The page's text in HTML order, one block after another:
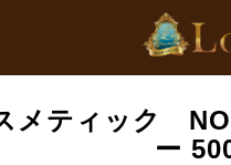
メティック
ー